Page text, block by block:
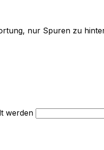
nur Spuren zu
werden